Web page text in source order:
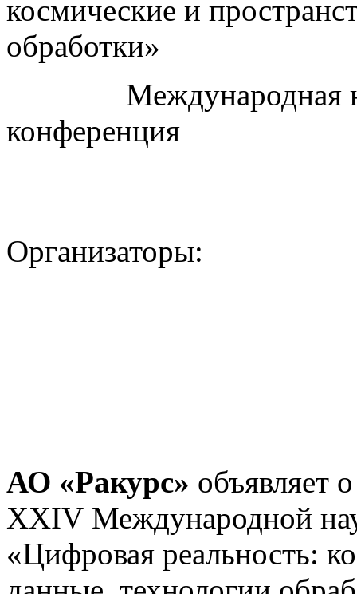
космические и
обработки»
Международная
конференция
Организаторы:
АО «Ракурс» объявляет
XXIV Международной
«Цифровая реальность: